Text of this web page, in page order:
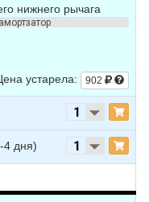
нижнего рычага
устарела: 902
4 дня)